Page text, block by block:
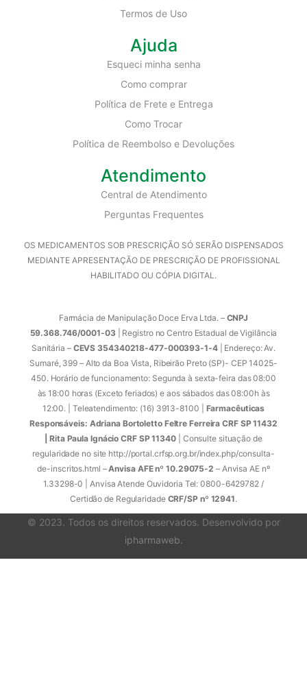
Termos de Uso
Ajuda
Esqueci minha senha
Como comprar
Política de Frete e Entrega
Como Trocar
Política de Reembolso e Devoluções
Atendimento
Central de Atendimento
Perguntas Frequentes
OS MEDICAMENTOS SOB PRESCRIÇÃO SÓ SERÃO DISPENSADOS
MEDIANTE APRESENTAÇÃO DE PRESCRIÇÃO DE PROFISSIONAL
HABILITADO OU CÓPIA DIGITAL.
Farmácia de Manipulação Doce Erva Ltda. – CNPJ
59.368.746/0001-03| Registro no Centro Estadual de Vigilância
Sanitária –CEVS 354340218-477-000393-1-4| Endereço: Av.
Sumaré, 399 – Alto da Boa Vista, Ribeirão Preto (SP)- CEP 14025-
450. Horário de funcionamento: Segunda à sexta-feira das 08:00
às 18:00 horas (Exceto feriados) e aos sábados das 08:00h às
12:00. | Teleatendimento: (16) 3913-8100 | Farmacêuticas
Responsáveis: Adriana Bortoletto Feltre Ferreira CRF SP 11432
| Rita Paula Ignácio CRF SP 11340 | Consulte situação de
regularidade no site http://portal.crfsp.org.br/index.php/consulta-
de-inscritos.html –Anvisa AFE nº 10.29075-2 – Anvisa AE nº
1.33298-0 | Anvisa Atende Ouvidoria Tel: 0800-6429782 /
Certidão de Regularidade CRF/SP nº 12941.
© 2023. Todos os direitos reservados. Desenvolvido por
ipharmaweb.